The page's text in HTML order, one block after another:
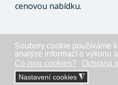
Soubory cookie používáme
analýze informací o výkonu
Co jsou cookies?
Ochrana
Nastavení cookies ◮
cenovou nabídku.
ODESLAT